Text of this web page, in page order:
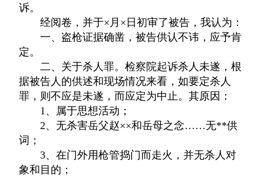
诉。
经阅卷，并于×月×日初审了被告，我认为：
一、盗枪证据确凿，被告供认不讳，应予肯
定。
二、关于杀人罪。检察院起诉杀人未遂，根
据被告人的供述和现场情况来看，如要定杀人
罪，则不应是未遂，而应定为中止。其原因：
1、属于思想活动；
2、无杀害岳父赵××和岳母之念……无**供
词；
3、在门外用枪管捣门而走火，并无杀人对
象和目的；